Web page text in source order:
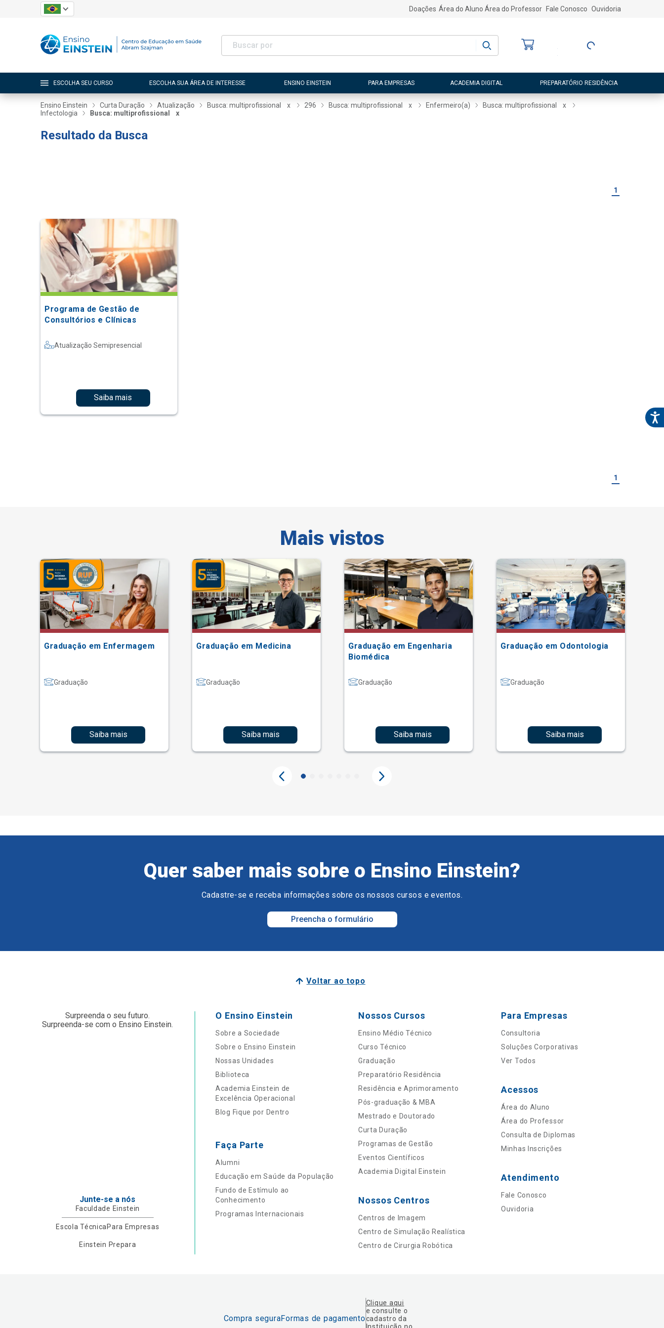
Doações Área do Aluno Área do Professor Fale Conosco Ouvidoria
Entre ou Cadastre-
ESCOLHA SEU CURSO ESCOLHA SUA ÁREA DE INTERESSE ENSINO EINSTEIN PARA EMPRESAS ACADEMIA DIGITAL PREPARATÓRIO RESIDÊNCIA
Ensino Einstein Curta Duração Atualização Busca: multiprofissional x 296 Busca: multiprofissional x Enfermeiro(a) Busca: multiprofissional
x
Infectologia
Busca: multiprofissional x
Resultado da Busca
1
Programa de Gestão de
Consultórios e Clínicas
Atualização Semipresencial
Saiba mais
1
Mais vistos
Graduação em Enfermagem
Graduação
Saiba mais
Graduação em Medicina
Graduação
Saiba mais
Graduação em Engenharia
Biomédica
Graduação
Saiba mais
Graduação em Odontologia
Graduação
Saiba mais
Quer saber mais sobre o Ensino Einstein?
Cadastre-se e receba informações sobre os nossos cursos e eventos.
Preencha o formulário
Voltar ao topo
Surpreenda o seu futuro.
Surpreenda-se com o Ensino Einstein.
Junte-se a nós
Faculdade Einstein
Escola Técnica Para Empresas
Einstein Prepara
O Ensino Einstein
Sobre a Sociedade
Sobre o Ensino Einstein
Nossas Unidades
Biblioteca
Academia Einstein de
Excelência Operacional
Blog Fique por Dentro
Faça Parte
Alumni
Educação em Saúde da População
Fundo de Estímulo ao
Conhecimento
Programas Internacionais
Nossos Cursos
Ensino Médio Técnico
Curso Técnico
Graduação
Preparatório Residência
Residência e Aprimoramento
Pós-graduação & MBA
Mestrado e Doutorado
Curta Duração
Programas de Gestão
Eventos Científicos
Academia Digital Einstein
Nossos Centros
Centros de Imagem
Centro de Simulação Realística
Centro de Cirurgia Robótica
Para Empresas
Consultoria
Soluções Corporativas
Ver Todos
Acessos
Área do Aluno
Área do Professor
Consulta de Diplomas
Minhas Inscrições
Atendimento
Fale Conosco
Ouvidoria
Compra seguraFormas de pagamento
Clique aqui
e consulte o
cadastro da